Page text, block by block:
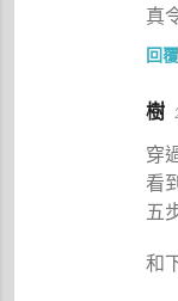
真
回覆
樹
穿
看
五
和